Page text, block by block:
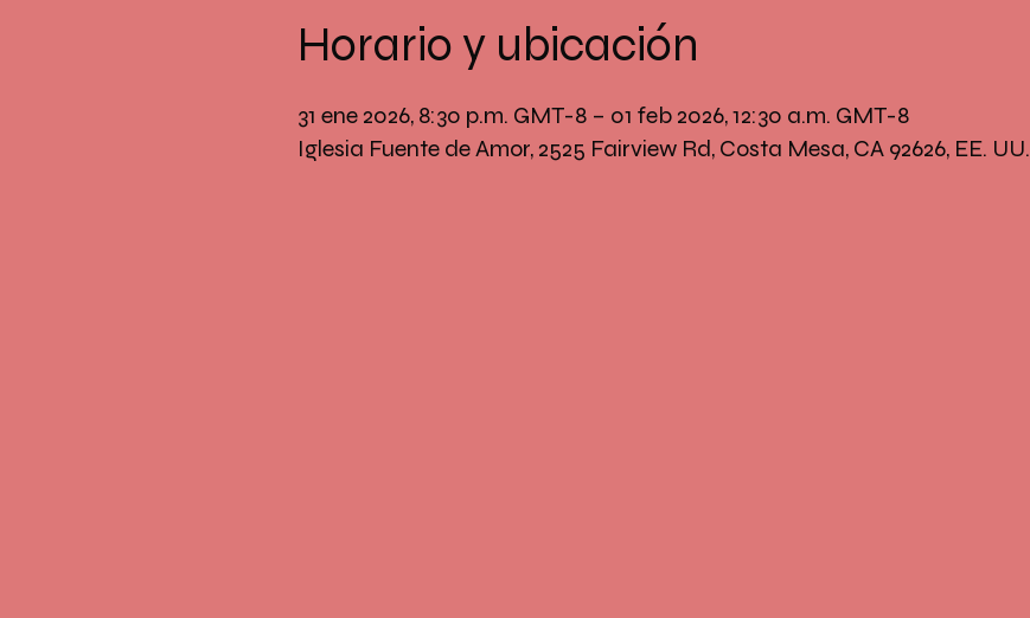
Horario y ubicación
31 ene 2026, 8:30 p.m. GMT-8 – 01 feb 2026, 12:30 a.m. GMT-8
Iglesia Fuente de Amor, 2525 Fairview Rd, Costa Mesa, CA 92626, EE. UU.